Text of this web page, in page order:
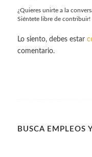
¿Quieres unirte a la
Siéntete libre de contribuir!
Lo siento, debes estar
comentario.
BUSCA EMPLEOS